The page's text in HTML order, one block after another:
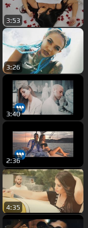
3:53
3:26
3:40
2:36
4:35